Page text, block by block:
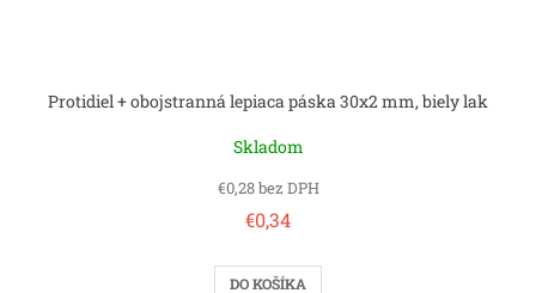
Protidiel + obojstranná lepiaca páska 30x2 mm, biely lak
Skladom
€0,28 bez DPH
€0,34
DO KOŠÍKA